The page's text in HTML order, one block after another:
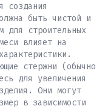
создания
быть чистой и
для строительных
влияет на
стержни (обычно
для увеличения
Они могут
в зависимости